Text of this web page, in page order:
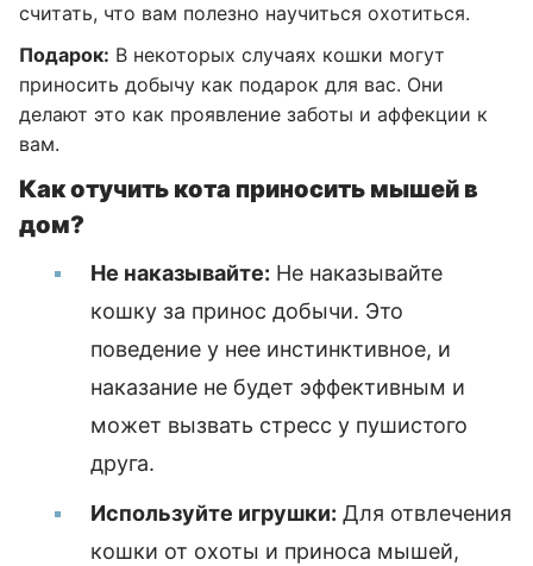
считать, что вам полезно научиться охотиться.
Подарок: В некоторых случаях кошки могут
приносить добычу как подарок для вас. Они
делают это как проявление заботы и аффекции к
вам.
Как отучить кота приносить мышей в
дом?
Не наказывайте: Не наказывайте
кошку за принос добычи. Это
поведение у нее инстинктивное, и
наказание не будет эффективным и
может вызвать стресс у пушистого
друга.
Используйте игрушки: Для отвлечения
кошки от охоты и приноса мышей,